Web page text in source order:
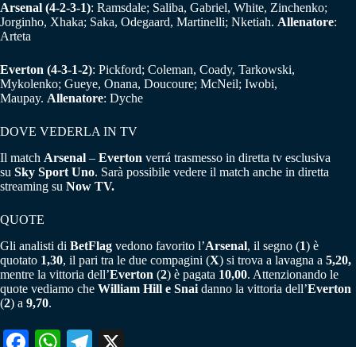
Arsenal (4-2-3-1): Ramsdale; Saliba, Gabriel, White, Zinchenko;
Jorginho, Xhaka; Saka, Odegaard, Martinelli; Nketiah. Allenatore:
Arteta
Everton (4-3-1-2): Pickford; Coleman, Coady, Tarkowski,
Mykolenko; Gueye, Onana, Doucoure; McNeil; Iwobi,
Maupay. Allenatore: Dyche
DOVE VEDERLA IN TV
Il match Arsenal – Everton verrá trasmesso in diretta tv esclusiva
su Sky Sport Uno. Sarà possibile vedere il match anche in diretta
streaming su Now TV.
QUOTE
Gli analisti di BetFlag vedono favorito l’Arsenal, il segno (1) è
quotato 1,30, il pari tra le due compagini (X) si trova a lavagna a 5,20,
mentre la vittoria dell’Everton (2) è pagata 10,00. Attenzionando le
quote vediamo che William Hill e Snai danno la vittoria dell’Everton
(2) a 9,70.